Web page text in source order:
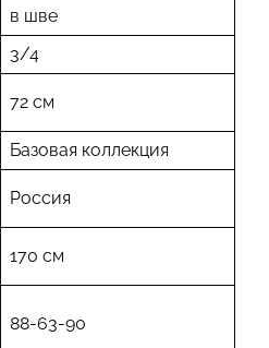
в шве
3/4
72 см
Базовая коллекция
Россия
170 см
88-63-90